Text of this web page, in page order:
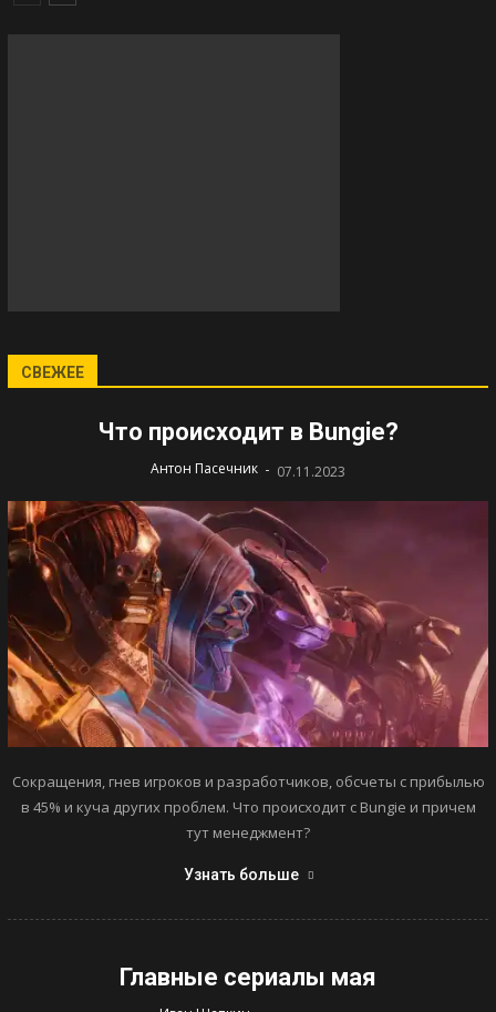
СВЕЖЕЕ
Что происходит в Bungie?
Антон Пасечник - 07.11.2023
Сокращения, гнев игроков и разработчиков, обсчеты с прибылью
в 45% и куча других проблем. Что происходит с Bungie и причем
тут менеджмент?
Узнать больше
Главные сериалы мая